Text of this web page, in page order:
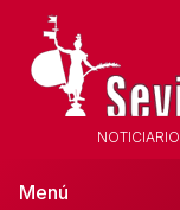
Menú